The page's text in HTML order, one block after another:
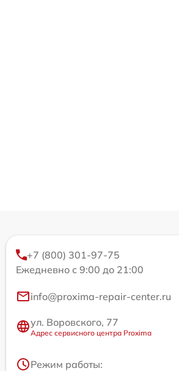
+7 (800) 301-97-75
Ежедневно с 9:00 до 21:00
info@proxima-repair-center.ru
ул. Воровского, 77
Адрес сервисного центра Proxima
Режим работы: